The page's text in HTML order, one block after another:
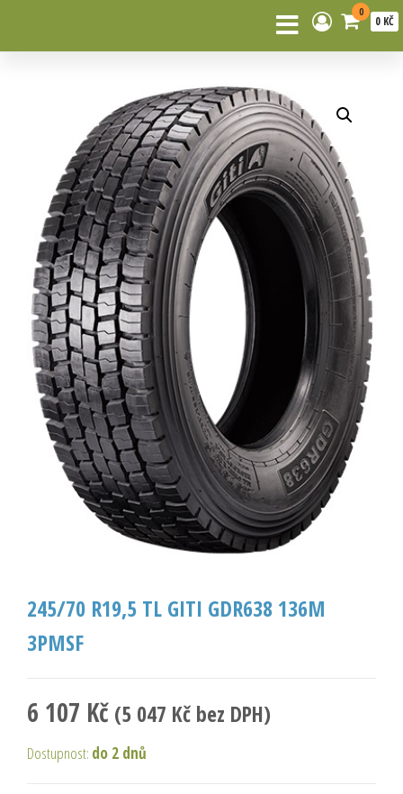
0
0 KČ
245/70 R19,5 TL GITI GDR638 136M
3PMSF
6 107 Kč (5 047 Kč bez DPH)
Dostupnost: do 2 dnů